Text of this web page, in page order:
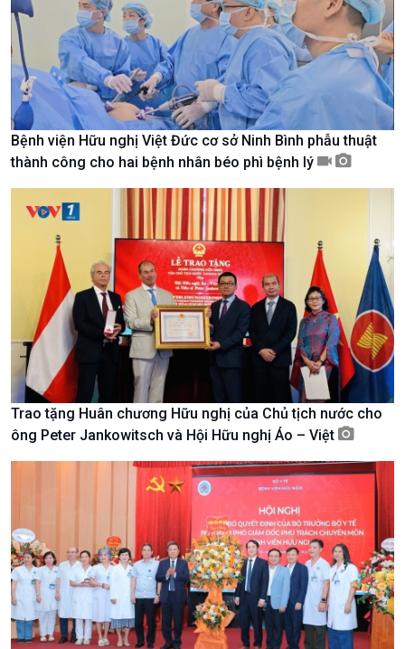
Nam
Xã hội
Tin Đời sống & Xã hội
360 độ Sức khỏe
Chuyển đổi Xanh
Tài nguyên và Môi trường
Chuyên gia của bạn
Xã hội chuyển động
Bước chân đến trường
Khoa học & Công nghệ
Tin Khoa học & Công nghệ
Kết nối công nghệ
Sống chung với biến đổi
khí hậu
Bệnh viện Hữu nghị Việt Đức cơ sở Ninh Bình phẫu thuật
thành công cho hai bệnh nhân béo phì bệnh lý
Trao tặng Huân chương Hữu nghị của Chủ tịch nước cho
ông Peter Jankowitsch và Hội Hữu nghị Áo – Việt